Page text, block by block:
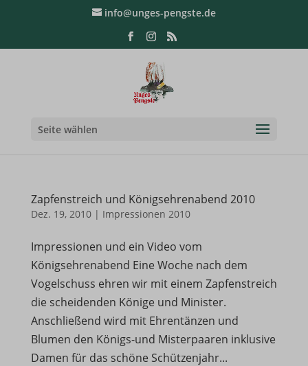
info@unges-pengste.de
Seite wählen
Zapfenstreich und Königsehrenabend 2010
Dez. 19, 2010| Impressionen 2010
Impressionen und ein Video vom
Königsehrenabend Eine Woche nach dem
Vogelschuss ehren wir mit einem Zapfenstreich
die scheidenden Könige und Minister.
Anschließend wird mit Ehrentänzen und
Blumen den Königs-und Misterpaaren inklusive
Damen für das schöne Schützenjahr...